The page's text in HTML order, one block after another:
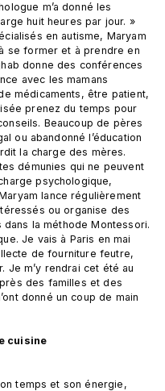
m’a donné les
huit heures par jour. »
en autisme, Maryam
se former et à prendre en
donne des conférences
avec les mamans
médicaments, être patient,
prenez du temps pour
Beaucoup de pères
ou abandonné l’éducation
la charge des mères.
démunies qui ne peuvent
psychologique,
lance régulièrement
ou organise des
la méthode Montessori.
Je vais à Paris en mai
de fourniture feutre,
Je m’y rendrai cet été au
des familles et des
donné un coup de main
cuisine
temps et son énergie,